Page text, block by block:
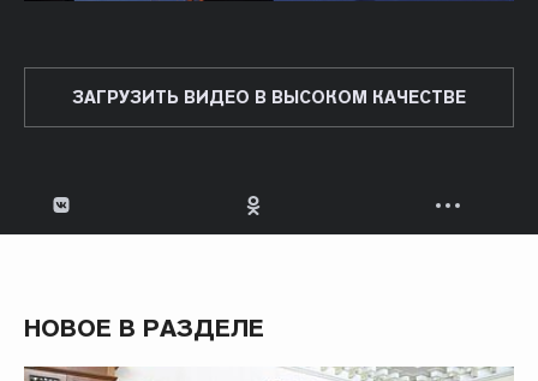
ЗАГРУЗИТЬ ВИДЕО В ВЫСОКОМ КАЧЕСТВЕ
НОВОЕ В РАЗДЕЛЕ